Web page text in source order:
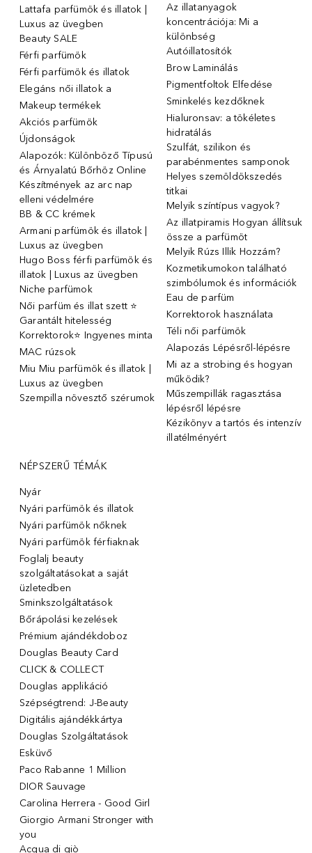
Lattafa parfümök és illatok |
Luxus az üvegben
Beauty SALE
Férfi parfümök
Férfi parfümök és illatok
Elegáns női illatok ️a
Makeup termékek
Akciós parfümök
Újdonságok
Alapozók: Különböző Típusú
és Árnyalatú Bőrhöz Online
Készítmények az arc nap
elleni védelmére
BB & CC krémek
Armani parfümök és illatok |
Luxus az üvegben
Hugo Boss férfi parfümök és
illatok | Luxus az üvegben
Niche parfümok
Női parfüm és illat szett ⭐
Garantált hitelesség
Korrektorok⭐ Ingyenes minta
MAC rúzsok
Miu Miu parfümök és illatok |
Luxus az üvegben
Szempilla növesztő szérumok
Az illatanyagok
koncentrációja: Mi a
különbség
Autóillatosítók
Brow Laminálás
Pigmentfoltok Elfedése
Sminkelés kezdőknek
Hialuronsav: a tökéletes
hidratálás
Szulfát, szilikon és
parabénmentes samponok
Helyes szemöldökszedés
titkai
Melyik színtípus vagyok?
Az illatpiramis Hogyan állítsuk
össze a parfümöt
Melyik Rúzs Illik Hozzám?
Kozmetikumokon található
szimbólumok és információk
Eau de parfüm
Korrektorok használata
Téli női parfümök
Alapozás Lépésről-lépésre
Mi az a strobing és hogyan
működik?
Műszempillák ragasztása
lépésről lépésre
Kézikönyv a tartós és intenzív
illatélményért
NÉPSZERŰ TÉMÁK
Nyár
Nyári parfümök és illatok
Nyári parfümök nőknek
Nyári parfümök férfiaknak
Foglalj beauty
szolgáltatásokat a saját
üzletedben
Sminkszolgáltatások
Bőrápolási kezelések
Prémium ajándékdoboz
Douglas Beauty Card
CLICK & COLLECT
Douglas applikáció
Szépségtrend: J-Beauty
Digitális ajándékkártya
Douglas Szolgáltatások
Esküvő
Paco Rabanne 1 Million
DIOR Sauvage
Carolina Herrera - Good Girl
Giorgio Armani Stronger with
you
Acqua di giò